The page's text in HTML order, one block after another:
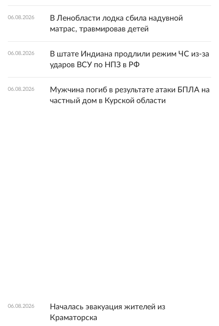
06.08.2026
В Ленобласти лодка сбила надувной
матрас, травмировав детей
06.08.2026
В штате Индиана продлили режим ЧС из-за
ударов ВСУ по НПЗ в РФ
06.08.2026
Мужчина погиб в результате атаки БПЛА на
частный дом в Курской области
06.08.2026
Началась эвакуация жителей из
Краматорска